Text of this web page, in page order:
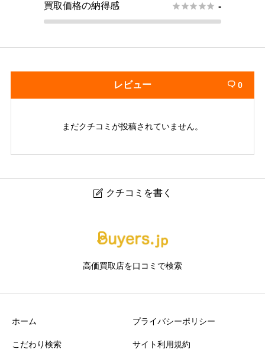
買取価格の納得感  -
レビュー  0
まだクチコミが投稿されていません。
 クチコミを書く
任意
高価買取店を口コミで検索
ホーム
こだわり検索
プライバシーポリシー
サイト利用規約